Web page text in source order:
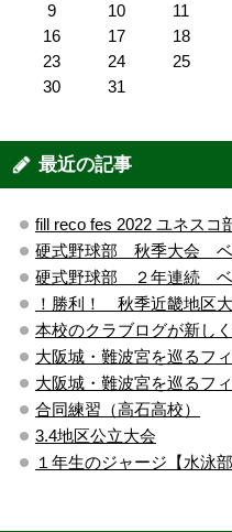
9
10 11
16
17 18
23
24 25
30
31
最近の記事
fill reco fes 2022 ユネスコ
硬式野球部 秋季大会 ベ
硬式野球部 ２年連続 ベ
！勝利！ 秋季近畿地区
本校のクラブログが新し
大阪城・難波宮を巡るフ
大阪城・難波宮を巡るフ
合同練習（高石高校）
3.4地区公立大会
１年生のジャージ【水泳部